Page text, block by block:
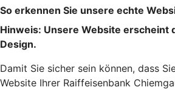
So erkennen Sie unsere echte
Hinweis: Unsere Website erscheint
Design.
Damit Sie sicher sein können, dass
Website Ihrer Raiffeisenbank